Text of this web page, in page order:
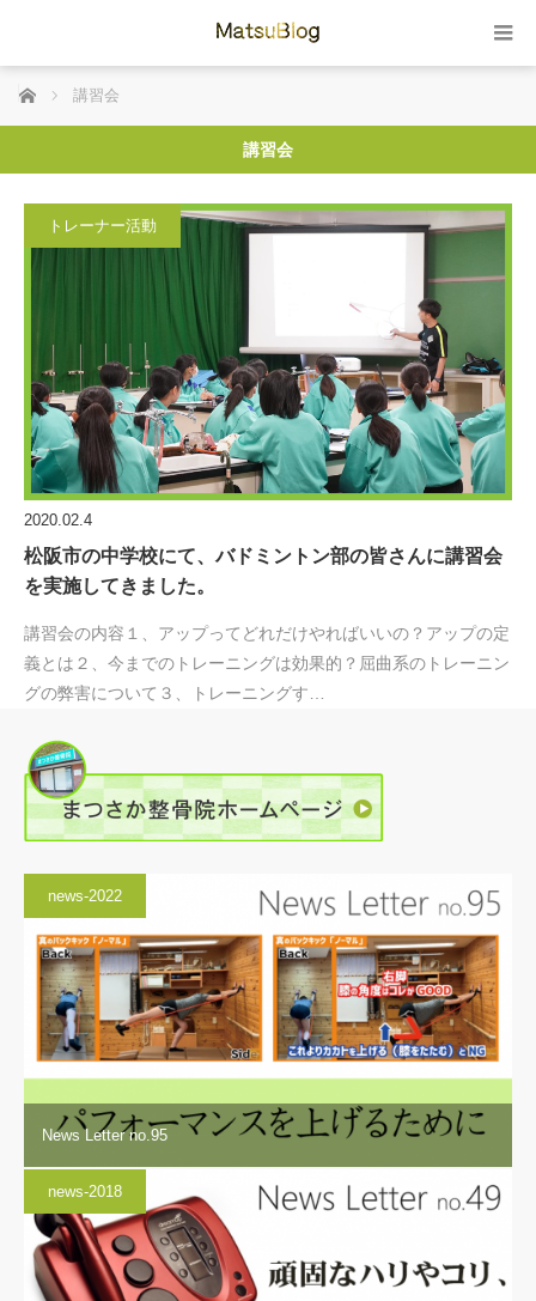
ホーム 講習会
講習会
トレーナー活動
2020.02.4
松阪市の中学校にて、バドミントン部の皆さんに講習会
を実施してきました。
講習会の内容１、アップってどれだけやればいいの？アップの定
義とは２、今までのトレーニングは効果的？屈曲系のトレーニン
グの弊害について３、トレーニングす…
news-2022
News Letter no.95
news-2018